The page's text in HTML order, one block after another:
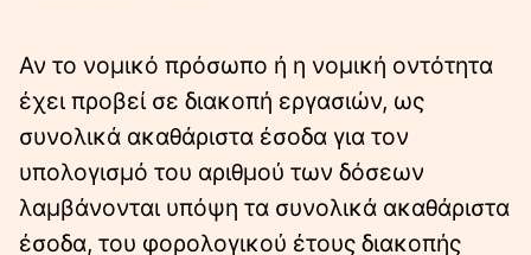
Αν το νομικό πρόσωπο ή η νομική οντότητα
έχει προβεί σε διακοπή εργασιών, ως
συνολικά ακαθάριστα έσοδα για τον
υπολογισμό του αριθμού των δόσεων
λαμβάνονται υπόψη τα συνολικά ακαθάριστα
έσοδα, του φορολογικού έτους διακοπής